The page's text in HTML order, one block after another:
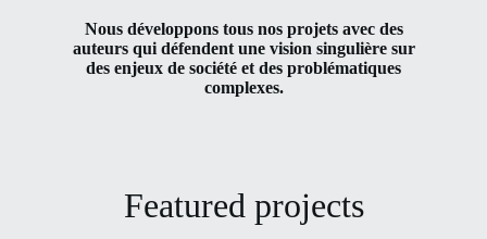
Nous développons tous nos projets avec des
auteurs qui défendent une vision singulière sur
des enjeux de société et des problématiques
complexes.
Featured projects